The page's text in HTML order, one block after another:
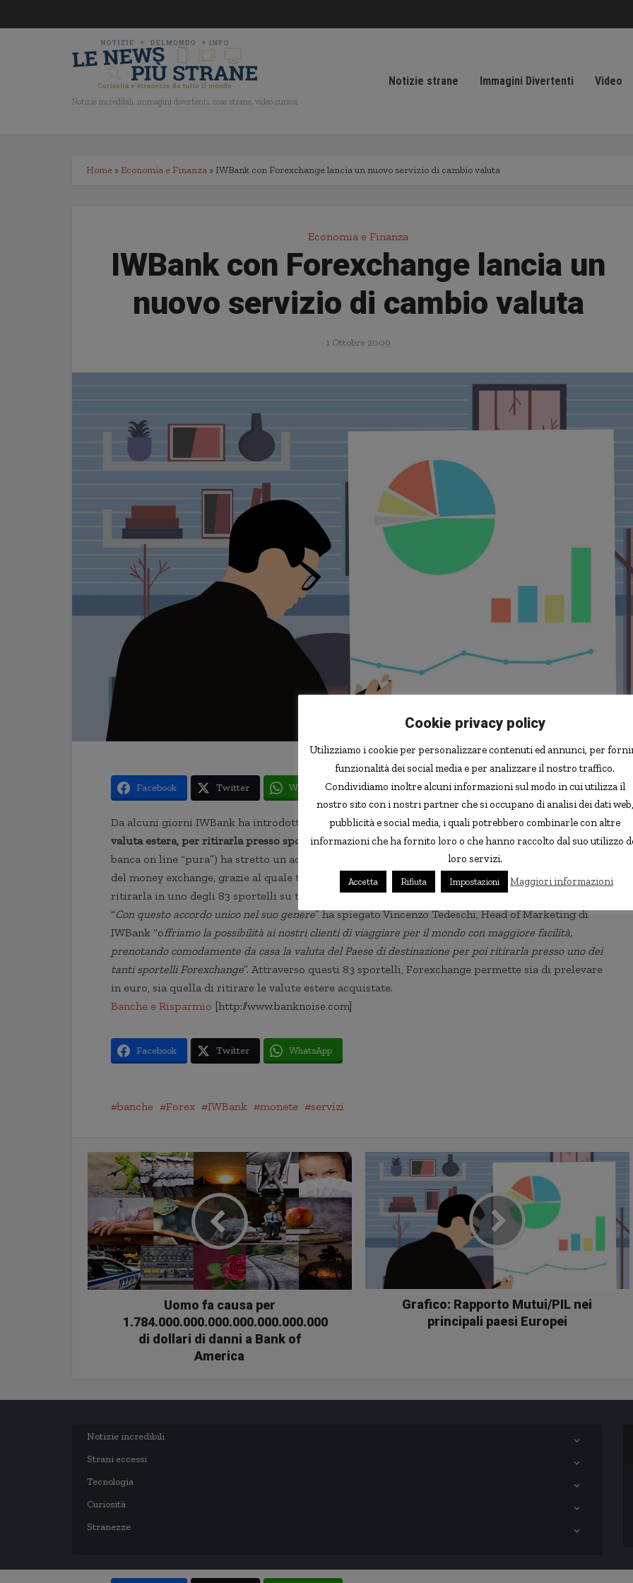
Notizie incredibili, immagini divertenti, cose strane, video curiosi
Notizie strane Immagini Divertenti Video
Home » Economia e Finanza » IWBank con Forexchange lancia un nuovo servizio di cambio valuta
Economia e Finanza
IWBank con Forexchange lancia un
nuovo servizio di cambio valuta
1 Ottobre 2009
Facebook Twitter WhatsApp
Da alcuni giorni IWBank ha introdotto per i propri clienti la possibilità diprenotare online
valuta estera, per ritirarla presso sportelli fisici.Infatti, IWBank (che si è sempre proposta come
banca on line “pura”) ha stretto un accordo con
, azienda leader in Italia nel settore
del money exchange, grazie al quale tutti i correntisti IWBank possono acquistare valuta estera e
ritirarla in uno degli 83 sportelli su tutto il territorio nazionale.
“Con questo accordo unico nel suo genere” ha spiegato Vincenzo Tedeschi, Head of Marketing di
IWBank “offriamo la possibilità ai nostri clienti di viaggiare per il mondo con maggiore facilità,
prenotando comodamente da casa la valuta del Paese di destinazione per poi ritirarla presso uno dei
tanti sportelli Forexchange”. Attraverso questi 83 sportelli, Forexchange permette sia di prelevare
in euro, sia quella di ritirare le valute estere acquistate.
Banche e Risparmio [http://www.banknoise.com]
Facebook Twitter WhatsApp
banche Forex IWBank monete servizi
Uomo fa causa per
1.784.000.000.000.000.000.000.000
di dollari di danni a Bank of
America
Grafico: Rapporto Mutui/PIL nei
principali paesi Europei
Notizie incredibili
Strani eccessi
Tecnologia
Curiosità
Stranezze
Cookie privacy policy
Utilizziamo i cookie per personalizzare contenuti ed annunci, per
funzionalità dei social media e per analizzare il nostro traffico.
Condividiamo inoltre alcuni informazioni sul modo in cui utilizza il
nostro sito con i nostri partner che si occupano di analisi dei dati web,
pubblicità e social media, i quali potrebbero combinarle con altre
informazioni che ha fornito loro o che hanno raccolto dal suo utilizzo
loro servizi.
Accetta Rifiuta Impostazioni Maggiori informazioni